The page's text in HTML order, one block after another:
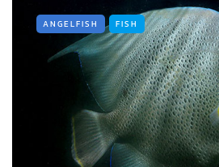
ANGELFISH FISH